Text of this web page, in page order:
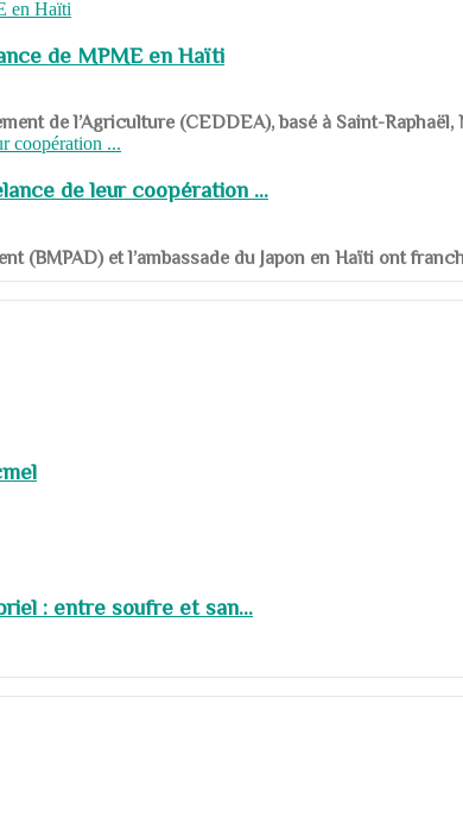
de MPME en Haïti
de l’Agriculture (CEDDEA), basé à Saint-Raphaël,
de leur coopération ...
(BMPAD) et l’ambassade du Japon en Haïti ont
: entre soufre et san...